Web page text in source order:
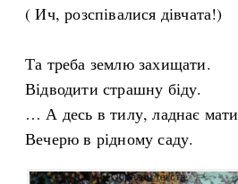
( Ич, розспівалися дівчата!)
Та треба землю захищати.
Відводити страшну біду.
… А десь в тилу, ладнає мати
Вечерю в рідному саду.